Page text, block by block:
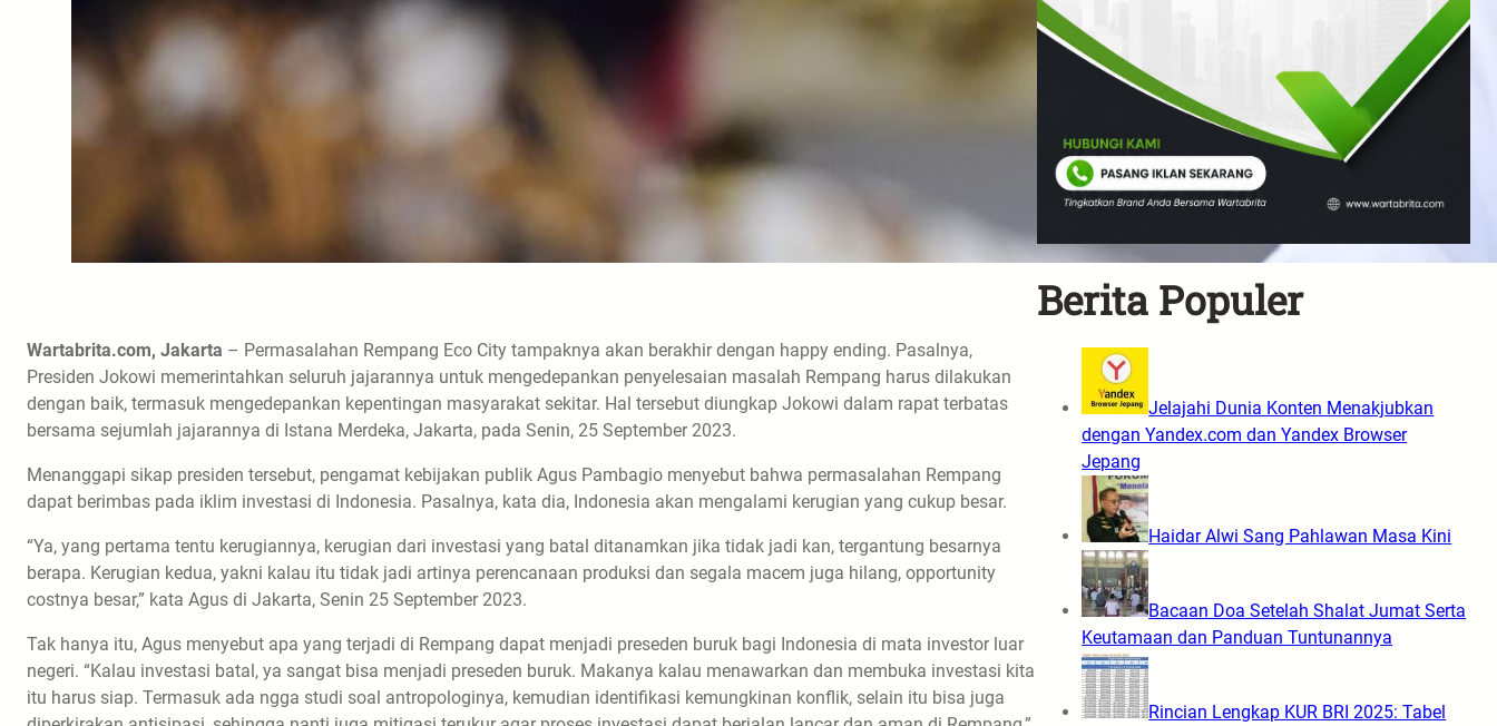
Wartabrita.com, Jakarta – Permasalahan Rempang Eco City tampaknya akan berakhir dengan happy ending. Pasalnya,
Presiden Jokowi memerintahkan seluruh jajarannya untuk mengedepankan penyelesaian masalah Rempang harus dilakukan
dengan baik, termasuk mengedepankan kepentingan masyarakat sekitar. Hal tersebut diungkap Jokowi dalam rapat terbatas
bersama sejumlah jajarannya di Istana Merdeka, Jakarta, pada Senin, 25 September 2023.
Menanggapi sikap presiden tersebut, pengamat kebijakan publik Agus Pambagio menyebut bahwa permasalahan Rempang
dapat berimbas pada iklim investasi di Indonesia. Pasalnya, kata dia, Indonesia akan mengalami kerugian yang cukup besar.
“Ya, yang pertama tentu kerugiannya, kerugian dari investasi yang batal ditanamkan jika tidak jadi kan, tergantung besarnya
berapa. Kerugian kedua, yakni kalau itu tidak jadi artinya perencanaan produksi dan segala macem juga hilang, opportunity
costnya besar,” kata Agus di Jakarta, Senin 25 September 2023.
Tak hanya itu, Agus menyebut apa yang terjadi di Rempang dapat menjadi preseden buruk bagi Indonesia di mata investor luar
negeri. “Kalau investasi batal, ya sangat bisa menjadi preseden buruk. Makanya kalau menawarkan dan membuka investasi kita
itu harus siap. Termasuk ada ngga studi soal antropologinya, kemudian identifikasi kemungkinan konflik, selain itu bisa juga
Berita Populer
Jelajahi Dunia Konten Menakjubkan
dengan Yandex.com dan Yandex Browser
Jepang
Haidar Alwi Sang Pahlawan Masa Kini
Bacaan Doa Setelah Shalat Jumat Serta
Keutamaan dan Panduan Tuntunannya
Rincian Lengkap KUR BRI 2025: Tabel